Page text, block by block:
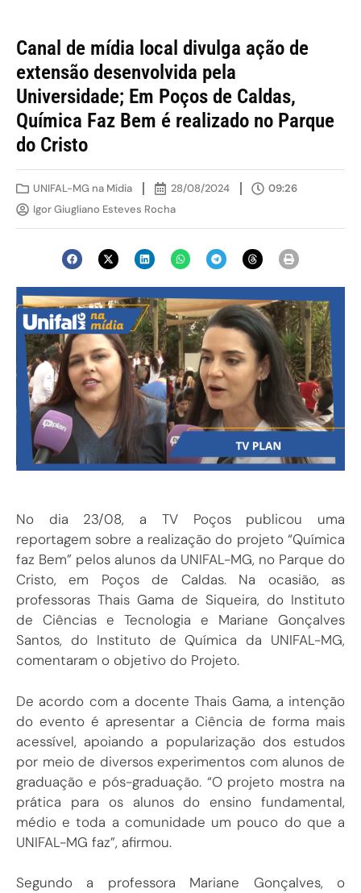
Canal de mídia local divulga ação de
extensão desenvolvida pela
Universidade; Em Poços de Caldas,
Química Faz Bem é realizado no Parque
do Cristo
UNIFAL-MG na Mídia 28/08/2024
09:26
Igor Giugliano Esteves Rocha
No dia 23/08, a TV Poços publicou uma
reportagem sobre a realização do projeto “Química
faz Bem” pelos alunos da UNIFAL-MG, no Parque do
Cristo, em Poços de Caldas. Na ocasião, as
professoras Thais Gama de Siqueira, do Instituto
de Ciências e Tecnologia e Mariane Gonçalves
Santos, do Instituto de Química da UNIFAL-MG,
comentaram o objetivo do Projeto.
De acordo com a docente Thais Gama, a intenção
do evento é apresentar a Ciência de forma mais
acessível, apoiando a popularização dos estudos
por meio de diversos experimentos com alunos de
graduação e pós-graduação. “O projeto mostra na
prática para os alunos do ensino fundamental,
médio e toda a comunidade um pouco do que a
UNIFAL-MG faz”, afirmou.
Segundo a professora Mariane Gonçalves, o